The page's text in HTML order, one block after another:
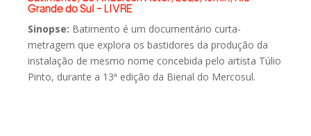
Grande do Sul - LIVRE
Sinopse: Batimento é um documentário curta-
metragem que explora os bastidores da produção da
instalação de mesmo nome concebida pelo artista Túlio
Pinto, durante a 13ª edição da Bienal do Mercosul.